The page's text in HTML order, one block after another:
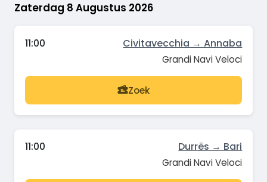
Zaterdag 8 Augustus 2026
11:00 Civitavecchia → Annaba
Grandi Navi Veloci
Zoek
11:00 Durrës → Bari
Grandi Navi Veloci